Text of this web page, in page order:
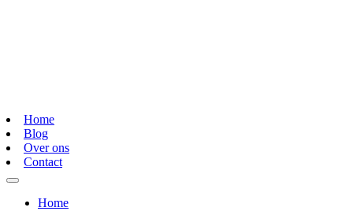
Home
Blog
Over ons
Contact
Home